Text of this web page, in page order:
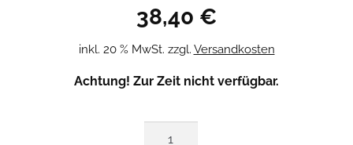
38,40 €
inkl. 20 % MwSt. zzgl. Versandkosten
Achtung! Zur Zeit nicht verfügbar.